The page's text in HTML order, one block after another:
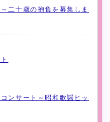
二十歳の抱負を募集しま
ンサート～昭和歌謡ヒッ